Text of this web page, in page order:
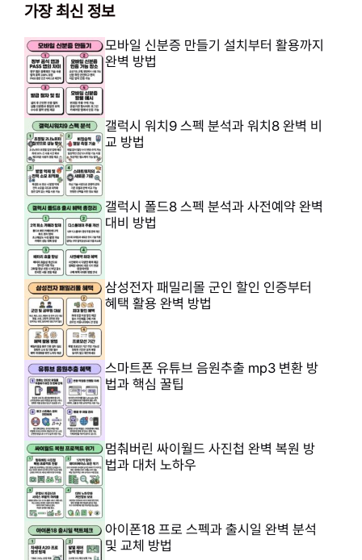
가장 최신 정보
모바일 신분증 만들기 설치부터 활용까지
완벽 방법
갤럭시 워치9 스펙 분석과 워치8 완벽 비
교 방법
갤럭시 폴드8 스펙 분석과 사전예약 완벽
대비 방법
삼성전자 패밀리몰 군인 할인 인증부터
혜택 활용 완벽 방법
스마트폰 유튜브 음원추출 mp3 변환 방
법과 핵심 꿀팁
멈춰버린 싸이월드 사진첩 완벽 복원 방
법과 대처 노하우
아이폰18 프로 스펙과 출시일 완벽 분석
및 교체 방법